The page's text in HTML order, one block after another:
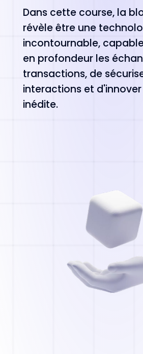
Dans cette course, la
révèle être une
incontournable,
en profondeur les
transactions, de
interactions et
inédite.